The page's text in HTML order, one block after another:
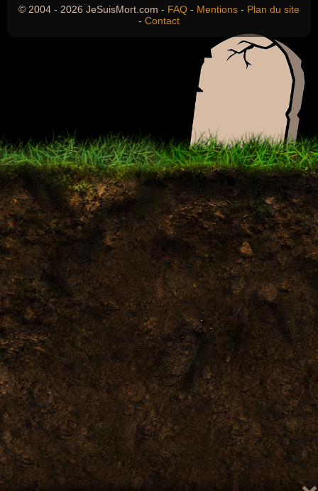
© 2004 - 2026 JeSuisMort.com - FAQ - Mentions - Plan du site
- Contact